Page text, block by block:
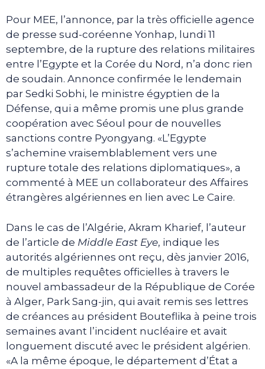
Pour MEE, l’annonce, par la très officielle agence
de presse sud-coréenne Yonhap, lundi 11
septembre, de la rupture des relations militaires
entre l’Egypte et la Corée du Nord, n’a donc rien
de soudain. Annonce confirmée le lendemain
par Sedki Sobhi, le ministre égyptien de la
Défense, qui a même promis une plus grande
coopération avec Séoul pour de nouvelles
sanctions contre Pyongyang. «L’Egypte
s’achemine vraisemblablement vers une
rupture totale des relations diplomatiques», a
commenté à MEE un collaborateur des Affaires
étrangères algériennes en lien avec Le Caire.
Dans le cas de l’Algérie, Akram Kharief, l’auteur
de l’article de Middle East Eye, indique les
autorités algériennes ont reçu, dès janvier 2016,
de multiples requêtes officielles à travers le
nouvel ambassadeur de la République de Corée
à Alger, Park Sang-jin, qui avait remis ses lettres
de créances au président Bouteflika à peine trois
semaines avant l’incident nucléaire et avait
longuement discuté avec le président algérien.
«A la même époque, le département d’État a